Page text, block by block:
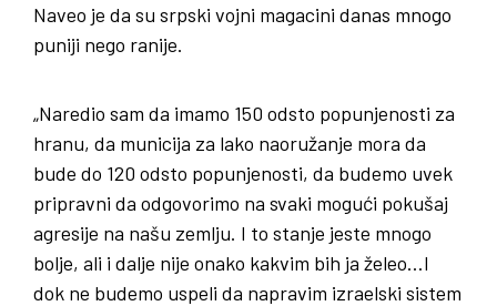
Naveo je da su srpski vojni magacini danas mnogo
puniji nego ranije.
„Naredio sam da imamo 150 odsto popunjenosti za
hranu, da municija za lako naoružanje mora da
bude do 120 odsto popunjenosti, da budemo uvek
pripravni da odgovorimo na svaki mogući pokušaj
agresije na našu zemlju. I to stanje jeste mnogo
bolje, ali i dalje nije onako kakvim bih ja želeo…I
dok ne budemo uspeli da napravim izraelski sistem